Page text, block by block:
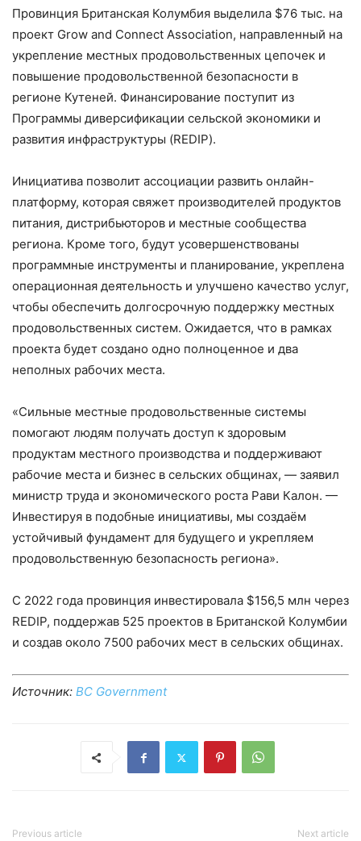
Провинция Британская Колумбия выделила $76 тыс. на
проект Grow and Connect Association, направленный на
укрепление местных продовольственных цепочек и
повышение продовольственной безопасности в
регионе Кутеней. Финансирование поступит из
Программы диверсификации сельской экономики и
развития инфраструктуры (REDIP).
Инициатива позволит ассоциации развить онлайн-
платформу, которая свяжет производителей продуктов
питания, дистрибьюторов и местные сообщества
региона. Кроме того, будут усовершенствованы
программные инструменты и планирование, укреплена
операционная деятельность и улучшено качество услуг,
чтобы обеспечить долгосрочную поддержку местных
продовольственных систем. Ожидается, что в рамках
проекта будет создано одно полноценное и два
неполных рабочих места.
«Сильные местные продовольственные системы
помогают людям получать доступ к здоровым
продуктам местного производства и поддерживают
рабочие места и бизнес в сельских общинах, — заявил
министр труда и экономического роста Рави Калон. —
Инвестируя в подобные инициативы, мы создаём
устойчивый фундамент для будущего и укрепляем
продовольственную безопасность региона».
С 2022 года провинция инвестировала $156,5 млн через
REDIP, поддержав 525 проектов в Британской Колумбии
и создав около 7500 рабочих мест в сельских общинах.
Источник: BC Government
Previous article Next article